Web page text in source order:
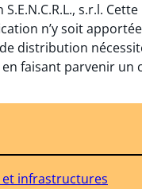
s.r.l.
n’y soit
distribution
faisant parvenir un
infrastructures